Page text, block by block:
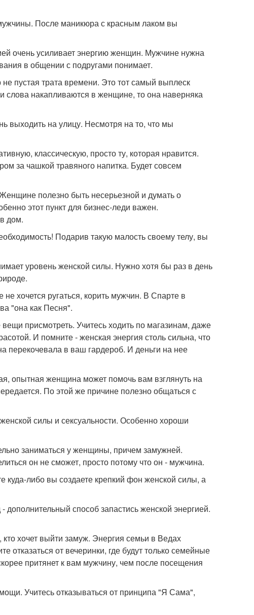
После маникюра с красным лаком вы
очень усиливает энергию женщин. Мужчине нужна
в общении с подругами понимает.
пустая трата времени. Это тот самый выплеск
накапливаются в женщине, то она наверняка
выходить на улицу. Несмотря на то, что мы
классическую, просто ту, которая нравится.
за чашкой травяного напитка. Будет совсем
полезно быть несерьезной и думать о
этот пункт для бизнес-леди важен.
дом.
Подарив такую малость своему телу, вы
уровень женской силы. Нужно хотя бы раз в день
хочется ругаться, корить мужчин. В Спарте в
"она как Песня".
присмотреть. Учитесь ходить по магазинам, даже
И помните - женская энергия столь сильна, что
перекочевала в ваш гардероб. И деньги на нее
опытная женщина может помочь вам взглянуть на
По этой же причине полезно общаться с
силы и сексуальности. Особенно хороши
заниматься у женщины, причем замужней.
он не сможет, просто потому что он - мужчина.
либо вы создаете крепкий фон женской силы, а
способ запастись женской энергией.
хочет выйти замуж. Энергия семьи в Ведах
отказаться от вечеринки, где будут только семейные
притянет к вам мужчину, чем после посещения
Учитесь отказываться от принципа "Я Сама",